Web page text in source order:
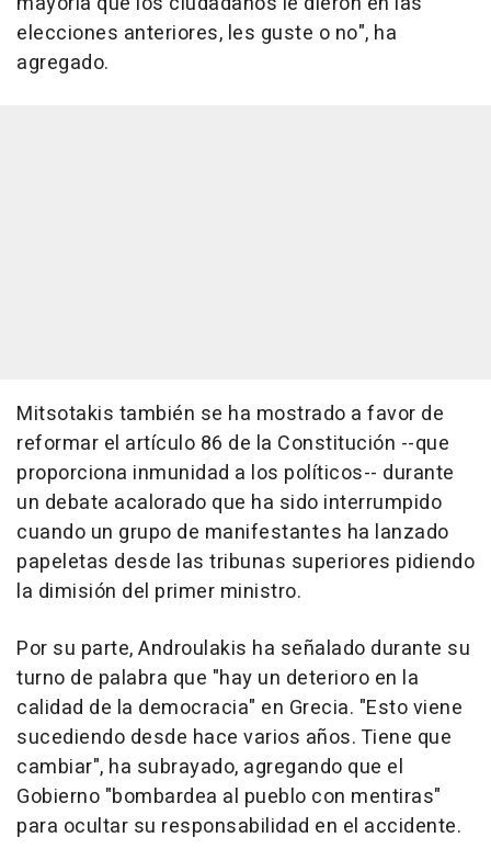
elecciones anteriores, les guste o no", ha
agregado.
Mitsotakis también se ha mostrado a favor de
reformar el artículo 86 de la Constitución --que
proporciona inmunidad a los políticos-- durante
un debate acalorado que ha sido interrumpido
cuando un grupo de manifestantes ha lanzado
papeletas desde las tribunas superiores pidiendo
la dimisión del primer ministro.
Por su parte, Androulakis ha señalado durante su
turno de palabra que "hay un deterioro en la
calidad de la democracia" en Grecia. "Esto viene
sucediendo desde hace varios años. Tiene que
cambiar", ha subrayado, agregando que el
Gobierno "bombardea al pueblo con mentiras"
para ocultar su responsabilidad en el accidente.